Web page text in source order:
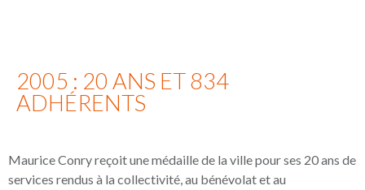
2005 : 20 ANS ET 834
ADHÉRENTS
Maurice Conry reçoit une médaille de la ville pour ses 20 ans de
services rendus à la collectivité, au bénévolat et au